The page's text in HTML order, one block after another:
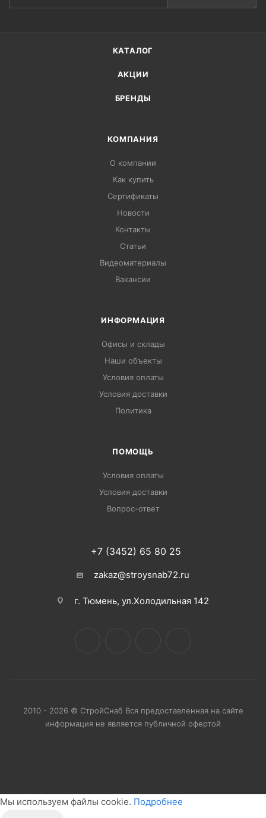
КАТАЛОГ
АКЦИИ
БРЕНДЫ
КОМПАНИЯ
О компании
Как купить
Сертификаты
Новости
Контакты
Статьи
Видеоматериалы
Вакансии
ИНФОРМАЦИЯ
Офисы и склады
Наши объекты
Условия оплаты
Условия доставки
Политика
ПОМОЩЬ
Условия оплаты
Условия доставки
Вопрос-ответ
+7 (3452) 65 80 25
zakaz@stroysnab72.ru
г. Тюмень, ул.Холодильная 142
2010 - 2026 © СтройСнаб Вся предоставленная на сайте
информация не является публичной офертой
Мы используем файлы cookie. Подробнее